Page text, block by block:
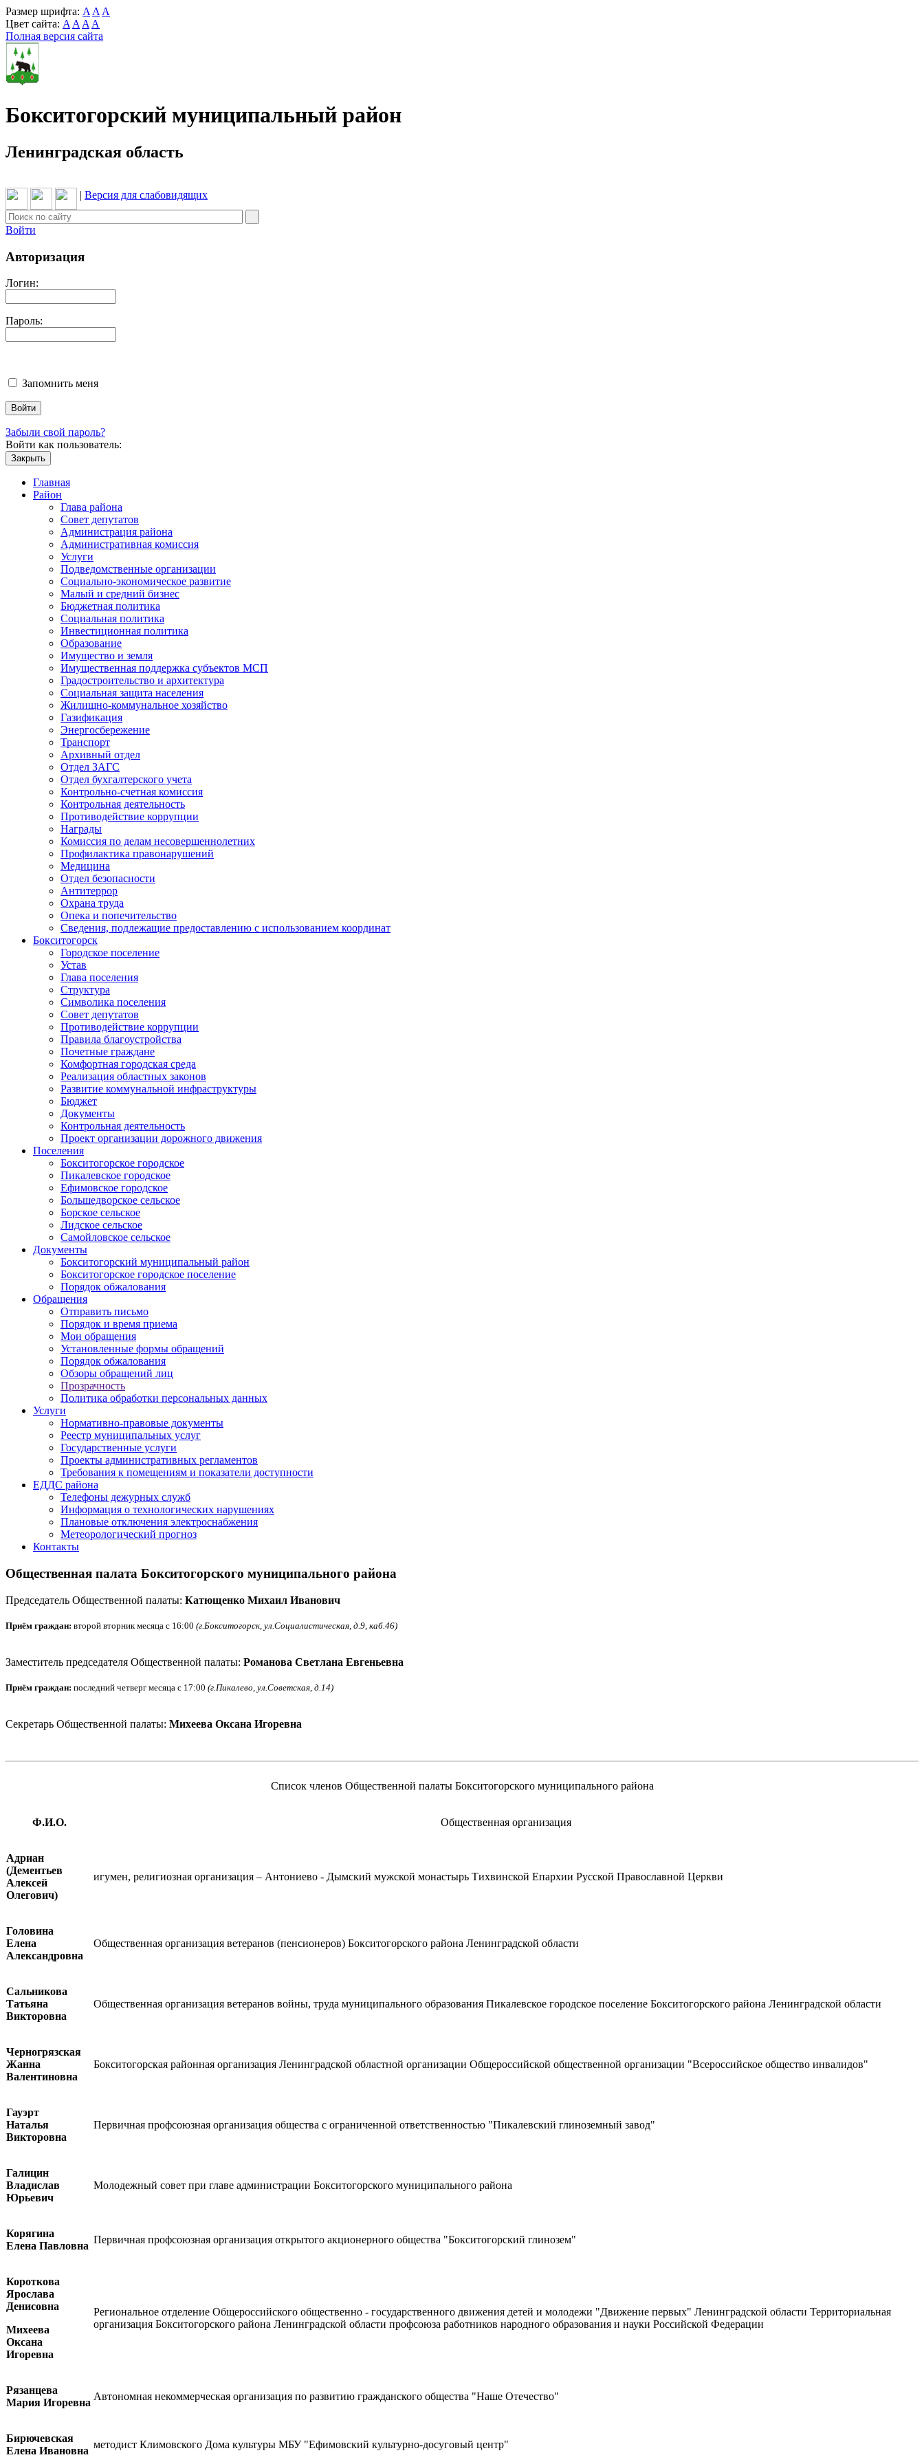
Размер шрифта: A A A
Цвет сайта: A A A A
Полная версия сайта
Бокситогорский муниципальный район
Ленинградская область
| Версия для слабовидящих
Войти
Авторизация
Логин:
Пароль:
Запомнить меня
Забыли свой пароль?
Войти как пользователь:
Закрыть
Главная
Район
Глава района
Совет депутатов
Администрация района
Административная комиссия
Услуги
Подведомственные организации
Социально-экономическое развитие
Малый и средний бизнес
Бюджетная политика
Социальная политика
Инвестиционная политика
Образование
Имущество и земля
Имущественная поддержка субъектов МСП
Градостроительство и архитектура
Социальная защита населения
Жилищно-коммунальное хозяйство
Газификация
Энергосбережение
Транспорт
Архивный отдел
Отдел ЗАГС
Отдел бухгалтерского учета
Контрольно-счетная комиссия
Контрольная деятельность
Противодействие коррупции
Награды
Комиссия по делам несовершеннолетних
Профилактика правонарушений
Медицина
Отдел безопасности
Антитеррор
Охрана труда
Опека и попечительство
Сведения, подлежащие предоставлению с использованием координат
Бокситогорск
Городское поселение
Устав
Глава поселения
Структура
Символика поселения
Совет депутатов
Противодействие коррупции
Правила благоустройства
Почетные граждане
Комфортная городская среда
Реализация областных законов
Развитие коммунальной инфраструктуры
Бюджет
Документы
Контрольная деятельность
Проект организации дорожного движения
Поселения
Бокситогорское городское
Пикалевское городское
Ефимовское городское
Большедворское сельское
Борское сельское
Лидское сельское
Самойловское сельское
Документы
Бокситогорский муниципальный район
Бокситогорское городское поселение
Порядок обжалования
Обращения
Отправить письмо
Порядок и время приема
Мои обращения
Установленные формы обращений
Порядок обжалования
Обзоры обращений лиц
Прозрачность
Политика обработки персональных данных
Услуги
Нормативно-правовые документы
Реестр муниципальных услуг
Государственные услуги
Проекты административных регламентов
Требования к помещениям и показатели доступности
ЕДДС района
Телефоны дежурных служб
Информация о технологических нарушениях
Плановые отключения электроснабжения
Метеорологический прогноз
Контакты
Общественная палата Бокситогорского муниципального района
Председатель Общественной палаты: Катющенко Михаил Иванович
Приём граждан: второй вторник месяца с 16:00 (г.Бокситогорск, ул.Социалистическая, д.9, каб.46)
Заместитель председателя Общественной палаты: Романова Светлана Евгеньевна
Приём граждан: последний четверг месяца с 17:00 (г.Пикалево, ул.Советская, д.14)
Секретарь Общественной палаты: Михеева Оксана Игоревна
Список членов Общественной палаты Бокситогорского муниципального района
Ф.И.О. Общественная организация
Адриан
(Дементьев
Алексей
Олегович)
игумен, религиозная организация – Антониево - Дымский мужской монастырь Тихвинской Епархии Русской Православной Церкви
Головина
Елена
Александровна
Общественная организация ветеранов (пенсионеров) Бокситогорского района Ленинградской области
Сальникова
Татьяна
Викторовна
Общественная организация ветеранов войны, труда муниципального образования Пикалевское городское поселение Бокситогорского района Ленинградской области
Черногрязская
Жанна
Валентиновна
Бокситогорская районная организация Ленинградской областной организации Общероссийской общественной организации "Всероссийское общество инвалидов"
Гауэрт
Наталья
Викторовна
Первичная профсоюзная организация общества c ограниченной ответственностью "Пикалевский глиноземный завод"
Галицин
Владислав
Юрьевич
Молодежный совет при главе администрации Бокситогорского муниципального района
Корягина
Елена Павловна
Первичная профсоюзная организация открытого акционерного общества "Бокситогорский глинозем"
Короткова
Ярослава
Денисовна
Михеева
Оксана
Игоревна
Региональное отделение Общероссийского общественно - государственного движения детей и молодежи "Движение первых" Ленинградской области Территориальная
организация Бокситогорского района Ленинградской области профсоюза работников народного образования и науки Российской Федерации
Рязанцева
Мария Игоревна
Автономная некоммерческая организация по развитию гражданского общества "Наше Отечество"
Бирючевская
Елена Ивановна
методист Климовского Дома культуры МБУ "Ефимовский культурно-досуговый центр"